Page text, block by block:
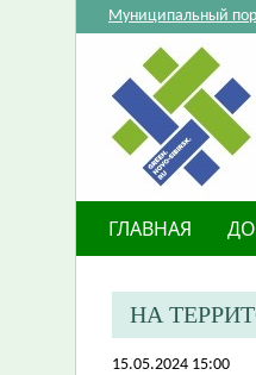
Муниципальный
ГЛАВНАЯ
​НА
15.05.2024 15:00